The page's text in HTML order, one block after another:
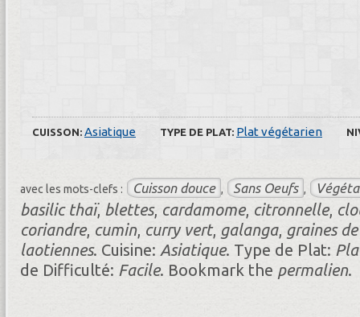
CUISSON: Asiatique TYPE DE PLAT: Plat végétarien
avec les mots-clefs : Cuisson douce , Sans Oeufs ,
basilic thaï, blettes, cardamome, citronnelle,
coriandre, cumin, curry vert, galanga, graines
laotiennes. Cuisine: Asiatique. Type de Plat:
de Difficulté: Facile. Bookmark the permalien.